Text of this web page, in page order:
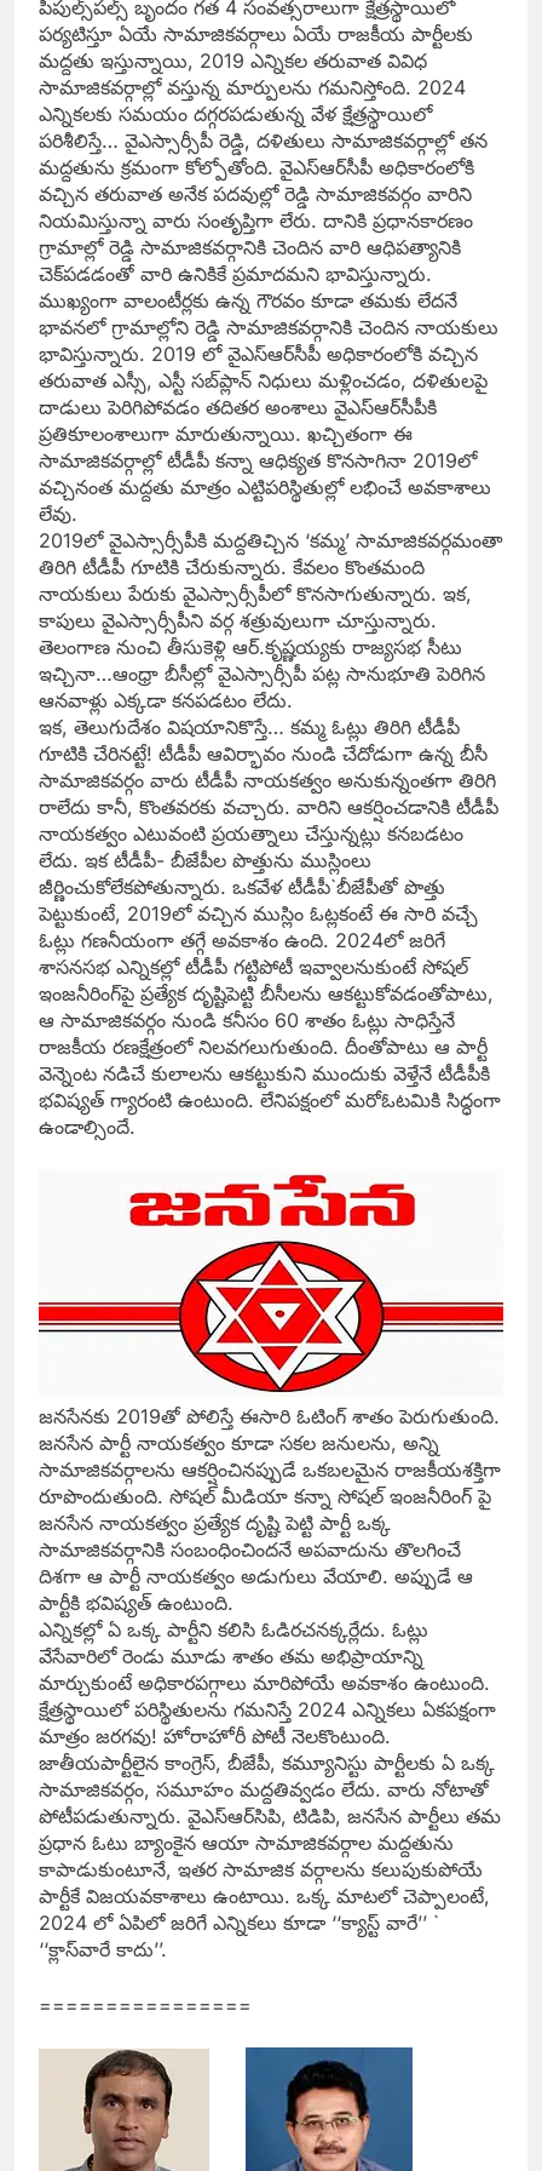
పీపుల్స్‌పల్స్‌ బృందం గత 4 సంవత్సరాలుగా క్షేత్రస్థాయిలో
పర్యటిస్తూ ఏయే సామాజికవర్గాలు ఏయే రాజకీయ పార్టీలకు
మద్దతు ఇస్తున్నాయి, 2019 ఎన్నికల తరువాత వివిధ
సామాజికవర్గాల్లో వస్తున్న మార్పులను గమనిస్తోంది. 2024
ఎన్నికలకు సమయం దగ్గరపడుతున్న వేళ క్షేత్రస్థాయిలో
పరిశీలిస్తే… వైఎస్సార్సీపీ రెడ్డి, దళితులు సామాజికవర్గాల్లో తన
మద్దతును క్రమంగా కోల్పోతోంది. వైఎస్‌ఆర్‌సీపీ అధికారంలోకి
వచ్చిన తరువాత అనేక పదవుల్లో రెడ్డి సామాజికవర్గం వారిని
నియమిస్తున్నా వారు సంతృప్తిగా లేరు. దానికి ప్రధానకారణం
గ్రామాల్లో రెడ్డి సామాజికవర్గానికి చెందిన వారి ఆధిపత్యానికి
చెక్‌పడడంతో వారి ఉనికికే ప్రమాదమని భావిస్తున్నారు.
ముఖ్యంగా వాలంటీర్లకు ఉన్న గౌరవం కూడా తమకు లేదనే
భావనలో గ్రామాల్లోని రెడ్డి సామాజికవర్గానికి చెందిన నాయకులు
భావిస్తున్నారు. 2019 లో వైఎస్‌ఆర్‌సీపీ అధికారంలోకి వచ్చిన
తరువాత ఎస్సీ, ఎస్టీ సబ్‌ప్లాన్‌ నిధులు మళ్లించడం, దళితులపై
దాడులు పెరిగిపోవడం తదితర అంశాలు వైఎస్‌ఆర్‌సీపీకి
ప్రతికూలంశాలుగా మారుతున్నాయి. ఖచ్చితంగా ఈ
సామాజికవర్గాల్లో టీడీపీ కన్నా ఆధిక్యత కొనసాగినా 2019లో
వచ్చినంత మద్దతు మాత్రం ఎట్టిపరిస్థితుల్లో లభించే అవకాశాలు
లేవు.
2019లో వైఎస్సార్సీపీకి మద్దతిచ్చిన ‘కమ్మ’ సామాజికవర్గమంతా
తిరిగి టీడీపీ గూటికి చేరుకున్నారు. కేవలం కొంతమంది
నాయకులు పేరుకు వైఎస్సార్సీపీలో కొనసాగుతున్నారు. ఇక,
కాపులు వైఎస్సార్సీపీని వర్గ శత్రువులుగా చూస్తున్నారు.
తెలంగాణ నుంచి తీసుకెళ్లి ఆర్‌.కృష్ణయ్యకు రాజ్యసభ సీటు
ఇచ్చినా…ఆంధ్రా బీసీల్లో వైఎస్సార్సీపీ పట్ల సానుభూతి పెరిగిన
ఆనవాళ్లు ఎక్కడా కనపడటం లేదు.
ఇక, తెలుగుదేశం విషయానికొస్తే… కమ్మ ఓట్లు తిరిగి టీడీపీ
గూటికి చేరినట్టే! టీడీపీ ఆవిర్భావం నుండి చేదోడుగా ఉన్న బీసీ
సామాజికవర్గం వారు టీడీపీ నాయకత్వం అనుకున్నంతగా తిరిగి
రాలేదు కానీ, కొంతవరకు వచ్చారు. వారిని ఆకర్షించడానికి టీడీపీ
నాయకత్వం ఎటువంటి ప్రయత్నాలు చేస్తున్నట్లు కనబడటం
లేదు. ఇక టీడీపీ- బీజేపీల పొత్తును ముస్లింలు
జీర్ణించుకోలేకపోతున్నారు. ఒకవేళ టీడీపీ`బీజేపీతో పొత్తు
పెట్టుకుంటే, 2019లో వచ్చిన ముస్లిం ఓట్లకంటే ఈ సారి వచ్చే
ఓట్లు గణనీయంగా తగ్గే అవకాశం ఉంది. 2024లో జరిగే
శాసనసభ ఎన్నికల్లో టీడీపీ గట్టిపోటీ ఇవ్వాలనుకుంటే సోషల్‌
ఇంజనీరింగ్‌పై ప్రత్యేక దృష్టిపెట్టి బీసీలను ఆకట్టుకోవడంతోపాటు,
ఆ సామాజికవర్గం నుండి కనీసం 60 శాతం ఓట్లు సాధిస్తేనే
రాజకీయ రణక్షేత్రంలో నిలవగలుగుతుంది. దీంతోపాటు ఆ పార్టీ
వెన్నెంట నడిచే కులాలను ఆకట్టుకుని ముందుకు వెళ్తేనే టీడీపీకి
భవిష్యత్‌ గ్యారంటి ఉంటుంది. లేనిపక్షంలో మరోఓటమికి సిద్ధంగా
ఉండాల్సిందే.
జనసేనకు 2019తో పోలిస్తే ఈసారి ఓటింగ్‌ శాతం పెరుగుతుంది.
జనసేన పార్టీ నాయకత్వం కూడా సకల జనులను, అన్ని
సామాజికవర్గాలను ఆకర్షించినప్పుడే ఒకబలమైన రాజకీయశక్తిగా
రూపొందుతుంది. సోషల్‌ మీడియా కన్నా సోషల్‌ ఇంజనీరింగ్‌ పై
జనసేన నాయకత్వం ప్రత్యేక దృష్టి పెట్టి పార్టీ ఒక్క
సామాజికవర్గానికి సంబంధించిందనే అపవాదును తొలగించే
దిశగా ఆ పార్టీ నాయకత్వం అడుగులు వేయాలి. అప్పుడే ఆ
పార్టీకి భవిష్యత్‌ ఉంటుంది.
ఎన్నికల్లో ఏ ఒక్క పార్టీని కలిసి ఓడిరచనక్కర్లేదు. ఓట్లు
వేసేవారిలో రెండు మూడు శాతం తమ అభిప్రాయాన్ని
మార్చుకుంటే అధికారపగ్గాలు మారిపోయే అవకాశం ఉంటుంది.
క్షేత్రస్థాయిలో పరిస్థితులను గమనిస్తే 2024 ఎన్నికలు ఏకపక్షంగా
మాత్రం జరగవు! హోరాహోరీ పోటీ నెలకొంటుంది.
జాతీయపార్టీలైన కాంగ్రెస్‌, బీజేపీ, కమ్యూనిస్టు పార్టీలకు ఏ ఒక్క
సామాజికవర్గం, సమూహం మద్దతివ్వడం లేదు. వారు నోటాతో
పోటీపడుతున్నారు. వైఎస్‌ఆర్‌సిపి, టిడిపి, జనసేన పార్టీలు తమ
ప్రధాన ఓటు బ్యాంకైన ఆయా సామాజికవర్గాల మద్దతును
కాపాడుకుంటూనే, ఇతర సామాజిక వర్గాలను కలుపుకుపోయే
పార్టీకే విజయవకాశాలు ఉంటాయి. ఒక్క మాటలో చెప్పాలంటే,
2024 లో ఏపిలో జరిగే ఎన్నికలు కూడా ‘‘క్యాస్ట్‌ వారే’’ `
‘‘క్లాస్‌వారే కాదు’’.
================